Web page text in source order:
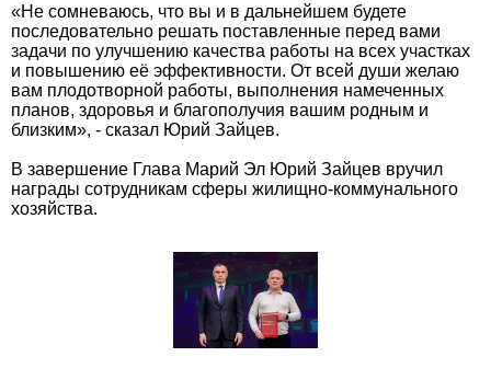
«Не сомневаюсь, что вы и в дальнейшем будете
последовательно решать поставленные перед вами
задачи по улучшению качества работы на всех участках
и повышению её эффективности. От всей души желаю
вам плодотворной работы, выполнения намеченных
планов, здоровья и благополучия вашим родным и
близким», - сказал Юрий Зайцев.
В завершение Глава Марий Эл Юрий Зайцев вручил
награды сотрудникам сферы жилищно-коммунального
хозяйства.